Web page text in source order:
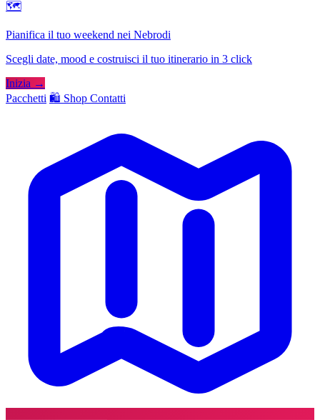
🗺
Pianifica il tuo weekend nei Nebrodi
Scegli date, mood e costruisci il tuo itinerario in 3 click
Inizia →
Pacchetti 🛍️ Shop Contatti